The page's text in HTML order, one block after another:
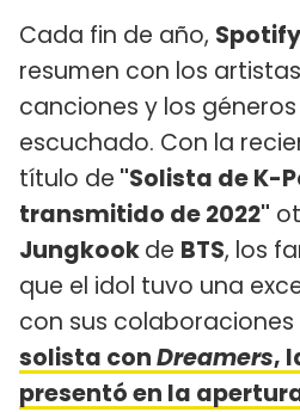
Cada fin de año, Spotify
resumen con los
canciones y los
escuchado. Con la
título de "Solista de K-
transmitido de 2022"
Jungkookde BTS, los
que el idol tuvo una
con sus colaboraciones
solista conDreamers,
presentó en la